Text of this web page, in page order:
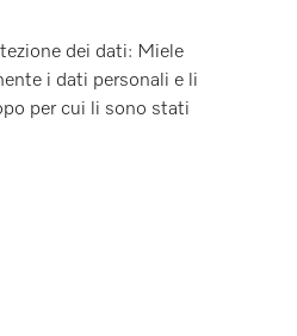
dei dati: Miele
i dati personali e li
per cui li sono stati